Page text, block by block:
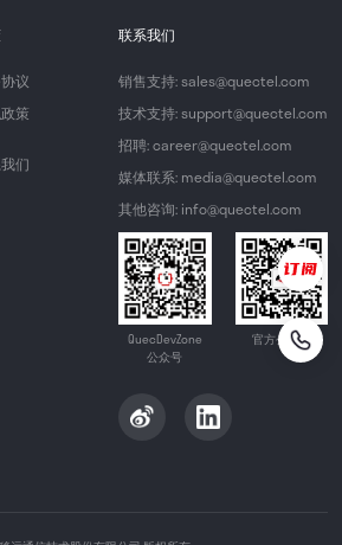
议
策
们
联系我们
销售支持: sales@quectel.com
技术支持: support@quectel.com
招聘: career@quectel.com
媒体联系: media@quectel.com
其他咨询: info@quectel.com
QuecDevZone
公众号
官方公众号